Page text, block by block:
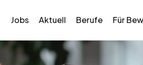
Jobs Aktuell Berufe Für